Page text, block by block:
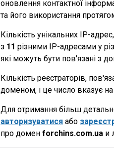
оновлення контактної
та його використання
Кількість унікальних IP-
з 11 різними IP-адресами у
які можуть бути пов'язані з
Кількість реєстраторів,
доменом, і це число вказує
Для отримання більш
авторизуватися або
про домен forchins.com.ua и